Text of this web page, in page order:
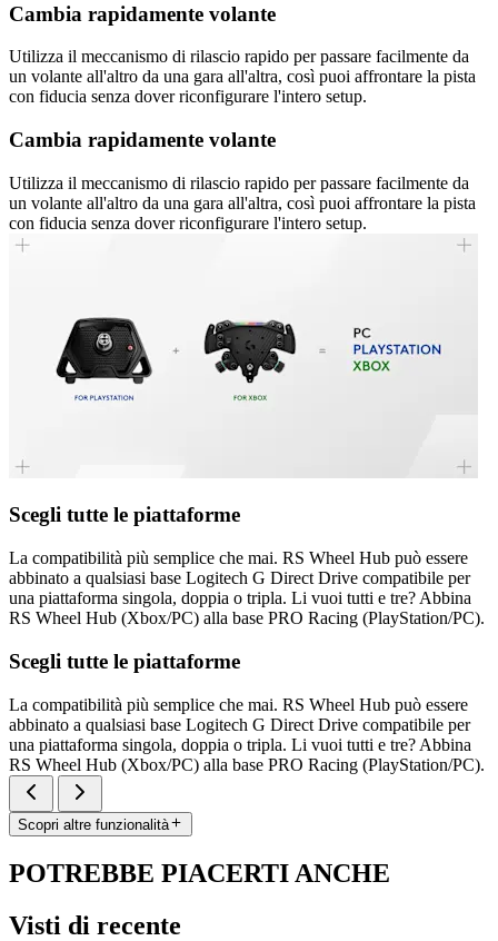
Cambia rapidamente volante
Utilizza il meccanismo di rilascio rapido per passare facilmente da
un volante all'altro da una gara all'altra, così puoi affrontare la pista
con fiducia senza dover riconfigurare l'intero setup.
Cambia rapidamente volante
Utilizza il meccanismo di rilascio rapido per passare facilmente da
un volante all'altro da una gara all'altra, così puoi affrontare la pista
con fiducia senza dover riconfigurare l'intero setup.
Scegli tutte le piattaforme
La compatibilità più semplice che mai. RS Wheel Hub può essere
abbinato a qualsiasi base Logitech G Direct Drive compatibile per
una piattaforma singola, doppia o tripla. Li vuoi tutti e tre? Abbina
RS Wheel Hub (Xbox/PC) alla base PRO Racing (PlayStation/PC).
Scegli tutte le piattaforme
La compatibilità più semplice che mai. RS Wheel Hub può essere
abbinato a qualsiasi base Logitech G Direct Drive compatibile per
una piattaforma singola, doppia o tripla. Li vuoi tutti e tre? Abbina
RS Wheel Hub (Xbox/PC) alla base PRO Racing (PlayStation/PC).
Scopri altre funzionalità
POTREBBE PIACERTI ANCHE
Visti di recente